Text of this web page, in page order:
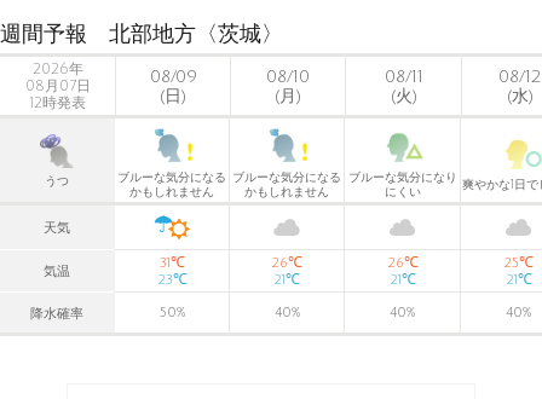
週間予報 北部地方〈茨城〉
2026年
08月07日
12時発表
08/09
(日)
08/10
(月)
08/11
(火)
08/12
(水)
うつ
ブルーな気分になる
かもしれません
ブルーな気分になる
かもしれません
ブルーな気分になり
にくい
爽やかな1日で
天気
気温
31℃
23℃
26℃
21℃
26℃
21℃
25℃
21℃
降水確率 50% 40% 40% 40%